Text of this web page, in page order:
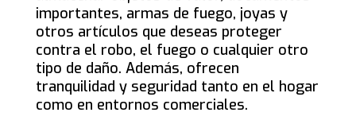
importantes, armas de fuego, joyas y
otros artículos que deseas proteger
contra el robo, el fuego o cualquier otro
tipo de daño. Además, ofrecen
tranquilidad y seguridad tanto en el hogar
como en entornos comerciales.